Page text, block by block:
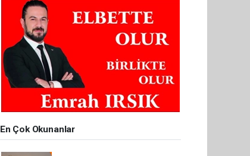
En Çok Okunanlar